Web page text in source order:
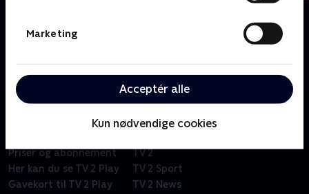
Marketing
Acceptér alle
Kun nødvendige cookies
Spidskandidater til kommunal- og regionsvalget
Priser og abonnement
Her kan du se TV 2 Play
Gavekort til TV 2 Play
TV 2
TV 2 Sport
TV 2 News